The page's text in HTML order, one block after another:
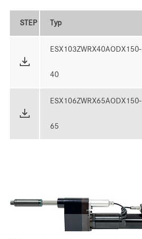
STEP Typ
ESX103ZWRX40AODX150-
40
ESX106ZWRX65AODX150-
65